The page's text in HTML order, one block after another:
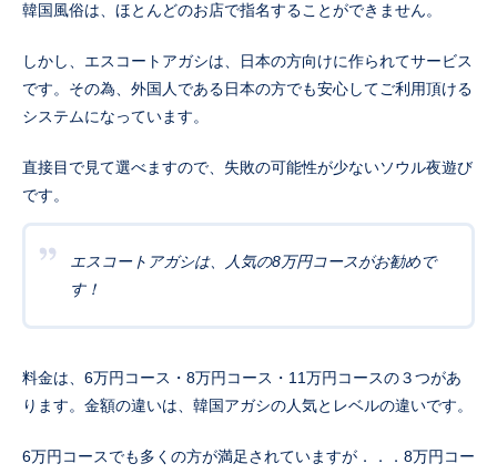
韓国風俗は、ほとんどのお店で指名することができません。
しかし、エスコートアガシは、日本の方向けに作られてサービス
です。その為、外国人である日本の方でも安心してご利用頂ける
システムになっています。
直接目で見て選べますので、失敗の可能性が少ないソウル夜遊び
です。
エスコートアガシは、人気の8万円コースがお勧めで
す！
料金は、6万円コース・8万円コース・11万円コースの３つがあ
ります。金額の違いは、韓国アガシの人気とレベルの違いです。
6万円コースでも多くの方が満足されていますが．．．8万円コー